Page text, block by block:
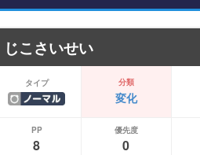
じこさいせい
タイプ 分類
変化
PP
8
優先度
0